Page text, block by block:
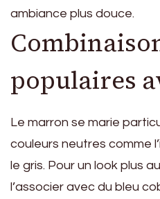
ambiance plus douce.
populaires
Le marron se marie
couleurs neutres comme
le gris. Pour un look plus
l’associer avec du bleu